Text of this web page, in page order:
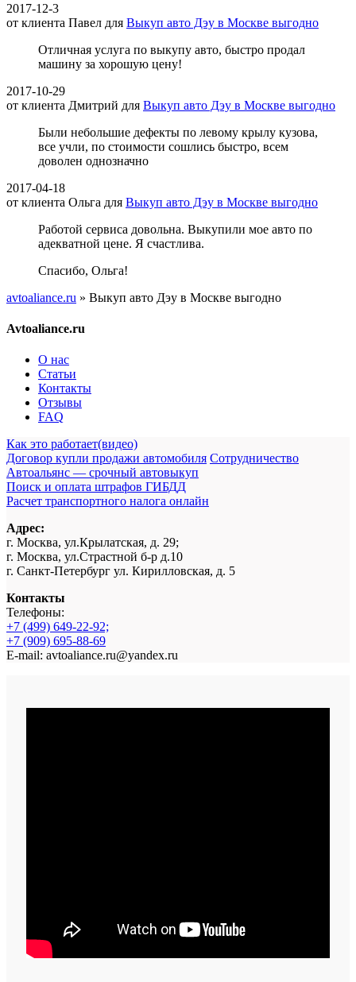
2017-12-3
от клиента Павел для Выкуп авто Дэу в Москве выгодно
Отличная услуга по выкупу авто, быстро продал
машину за хорошую цену!
2017-10-29
от клиента Дмитрий для Выкуп авто Дэу в Москве выгодно
Были небольшие дефекты по левому крылу кузова,
все учли, по стоимости сошлись быстро, всем
доволен однозначно
2017-04-18
от клиента Ольга для Выкуп авто Дэу в Москве выгодно
Работой сервиса довольна. Выкупили мое авто по
адекватной цене. Я счастлива.
Спасибо, Ольга!
avtoaliance.ru » Выкуп авто Дэу в Москве выгодно
Avtoaliance.ru
О нас
Статьи
Контакты
Отзывы
FAQ
Как это работает(видео)
Договор купли продажи автомобиля Сотрудничество
Автоальянс — срочный автовыкуп
Поиск и оплата штрафов ГИБДД
Расчет транспортного налога онлайн
Адрес:
г. Москва, ул.Крылатская, д. 29;
г. Москва, ул.Страстной б-р д.10
г. Санкт-Петербург ул. Кирилловская, д. 5
Контакты
Телефоны:
+7 (499) 649-22-92;
+7 (909) 695-88-69
E-mail: avtoaliance.ru@yandex.ru